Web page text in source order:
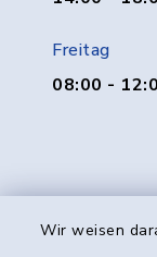
Wir weisen
Freitag
08:00 -